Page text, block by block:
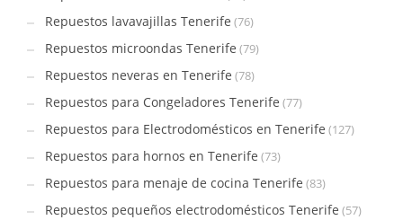
Repuestos lavavajillas Tenerife (76)
Repuestos microondas Tenerife (79)
Repuestos neveras en Tenerife (78)
Repuestos para Congeladores Tenerife (77)
Repuestos para Electrodomésticos en Tenerife (127)
Repuestos para hornos en Tenerife (73)
Repuestos para menaje de cocina Tenerife (83)
Repuestos pequeños electrodomésticos Tenerife (57)